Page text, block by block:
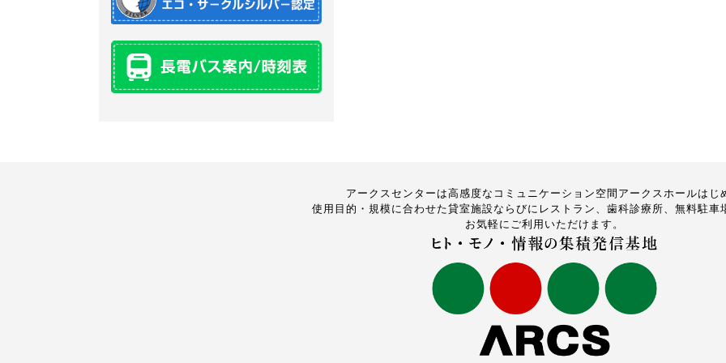
アークスセンターは高感度なコミュニケーション空間アークスホールはじ
使用目的・規模に合わせた貸室施設ならびにレストラン、歯科診療所、無料駐車
お気軽にご利用いただけます。